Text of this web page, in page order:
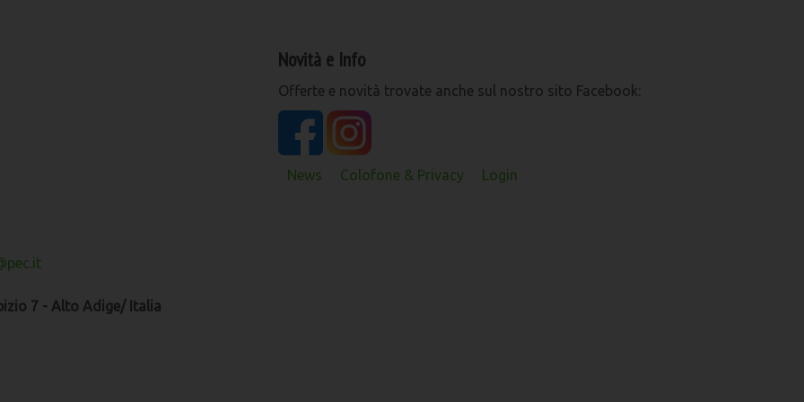
7 - Alto Adige/ Italia
Novità e Info
Offerte e novità trovate anche sul nostro sito Facebook:
News Colofone & Privacy Login